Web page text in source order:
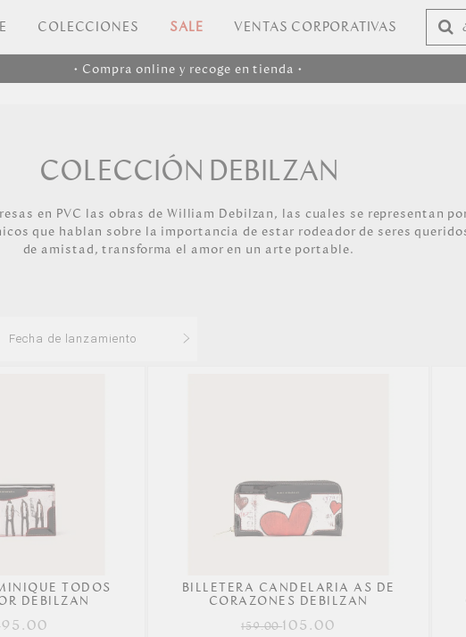
COLECCIONES SALE VENTAS CORPORATIVAS
• Compra online y recoge en tienda •
COLECCIÓN DEBILZAN
en PVC las obras de William Debilzan, las cuales se representan
que hablan sobre la importancia de estar rodeador de seres
de amistad, transforma el amor en un arte portable.
Fecha de lanzamiento
A - Z
Z - A
Mejor descuento
Relevancia
TODOS
DEBILZAN
95.00
BILLETERA CANDELARIA AS DE
CORAZONES DEBILZAN
159.00105.00